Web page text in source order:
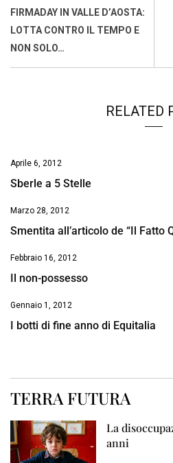
o
o
k
A
p
d
I
d
s
FIRMADAY IN VALLE D’AOSTA:
LOTTA CONTRO IL TEMPO E
NON SOLO…
RELATED
Aprile 6, 2012
Sberle a 5 Stelle
Marzo 28, 2012
Smentita all’articolo de “Il Fatto
Febbraio 16, 2012
Il non-possesso
Gennaio 1, 2012
I botti di fine anno di Equitalia
TERRA FUTURA
La
anni